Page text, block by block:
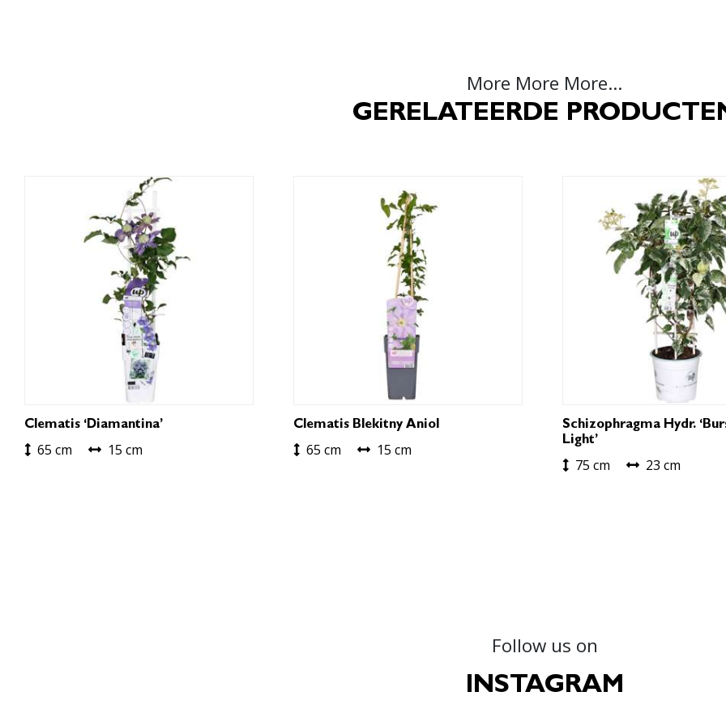
More More More...
GERELATEERDE
Clematis ‘Diamantina’
65 cm 15 cm
Clematis Blekitny Aniol
65 cm 15 cm
Schizophragma Hydr.
Light’
75 cm 23 cm
Follow us on
INSTAGRAM